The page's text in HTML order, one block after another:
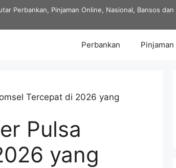
Perbankan, Pinjaman Online, Nasional, Bansos
Perbankan
Tercepat di 2026 yang
Pulsa
yang